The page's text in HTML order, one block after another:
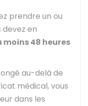
prendre un ou
devez en
moins 48 heures
au-delà de
médical, vous
dans les